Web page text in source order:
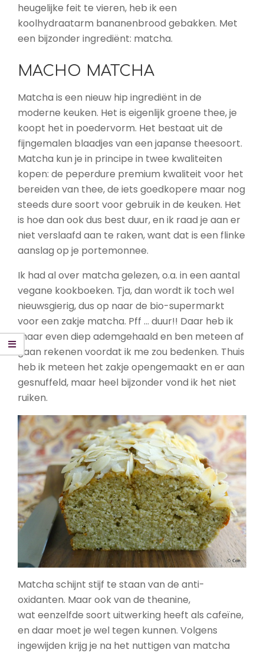
heugelijke feit te vieren, heb ik een
koolhydraatarm bananenbrood gebakken. Met
een bijzonder ingrediënt: matcha.
MACHO MATCHA
Matcha is een nieuw hip ingrediënt in de
moderne keuken. Het is eigenlijk groene thee, je
koopt het in poedervorm. Het bestaat uit de
fijngemalen blaadjes van een japanse theesoort.
Matcha kun je in principe in twee kwaliteiten
kopen: de peperdure premium kwaliteit voor het
bereiden van thee, de iets goedkopere maar nog
steeds dure soort voor gebruik in de keuken. Het
is hoe dan ook dus best duur, en ik raad je aan er
niet verslaafd aan te raken, want dat is een flinke
aanslag op je portemonnee.
Ik had al over matcha gelezen, o.a. in een aantal
vegane kookboeken. Tja, dan wordt ik toch wel
nieuwsgierig, dus op naar de bio-supermarkt
voor een zakje matcha. Pff … duur!! Daar heb ik
maar even diep ademgehaald en ben meteen af
gaan rekenen voordat ik me zou bedenken. Thuis
heb ik meteen het zakje opengemaakt en er aan
gesnuffeld, maar heel bijzonder vond ik het niet
ruiken.
Matcha schijnt stijf te staan van de anti-
oxidanten. Maar ook van de theanine,
wat eenzelfde soort uitwerking heeft als cafeïne,
en daar moet je wel tegen kunnen. Volgens
ingewijden krijg je na het nuttigen van matcha